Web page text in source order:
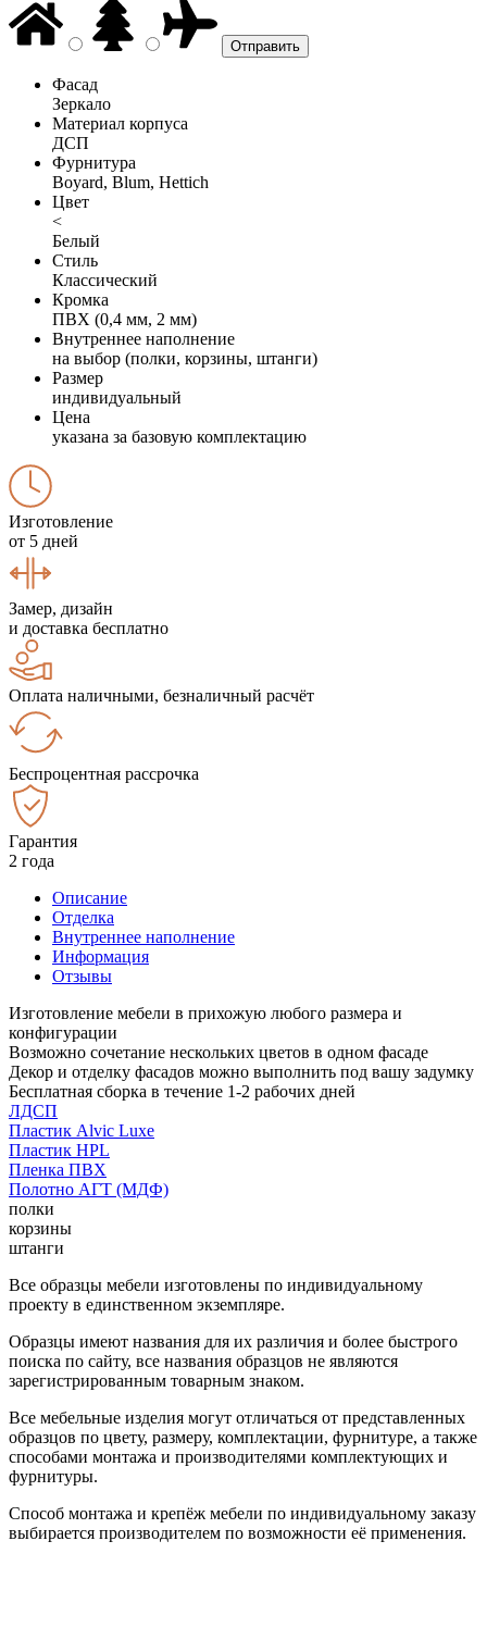
Фасад
Зеркало
Материал корпуса
ДСП
Фурнитура
Boyard, Blum, Hettich
Цвет
<
Белый
Стиль
Классический
Кромка
ПВХ (0,4 мм, 2 мм)
Внутреннее наполнение
на выбор (полки, корзины, штанги)
Размер
индивидуальный
Цена
указана за базовую комплектацию
Изготовление
от 5 дней
Замер, дизайн
и доставка бесплатно
Оплата наличными, безналичный расчёт
Беспроцентная рассрочка
Гарантия
2 года
Описание
Отделка
Внутреннее наполнение
Информация
Отзывы
Изготовление мебели в прихожую любого размера и
конфигурации
Возможно сочетание нескольких цветов в одном фасаде
Декор и отделку фасадов можно выполнить под вашу задумку
Бесплатная сборка в течение 1-2 рабочих дней
ЛДСП
Пластик Alvic Luxe
Пластик HPL
Пленка ПВХ
Полотно АГТ (МДФ)
полки
корзины
штанги
Все образцы мебели изготовлены по индивидуальному
проекту в единственном экземпляре.
Образцы имеют названия для их различия и более быстрого
поиска по сайту, все названия образцов не являются
зарегистрированным товарным знаком.
Все мебельные изделия могут отличаться от представленных
образцов по цвету, размеру, комплектации, фурнитуре, а также
способами монтажа и производителями комплектующих и
фурнитуры.
Способ монтажа и крепёж мебели по индивидуальному заказу
выбирается производителем по возможности её применения.